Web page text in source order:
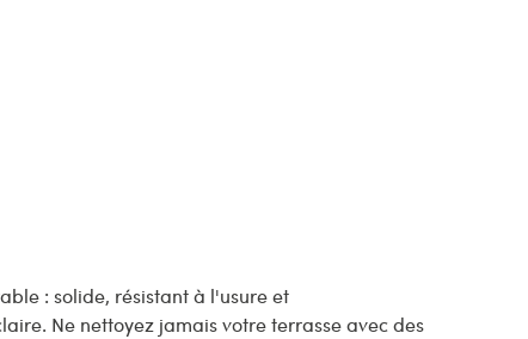
: solide, résistant à l'usure et
Ne nettoyez jamais votre terrasse avec des